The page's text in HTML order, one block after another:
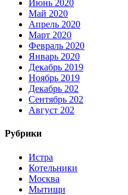
Июнь 2020
Май 2020
Апрель 2020
Март 2020
Февраль 2020
Январь 2020
Декабрь 2019
Ноябрь 2019
Декабрь 202
Сентябрь 202
Август 202
Рубрики
Истра
Котельники
Москва
Мытищи